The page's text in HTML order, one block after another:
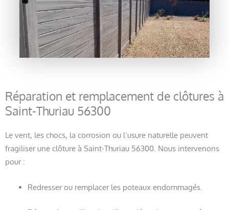
Réparation et remplacement de clôtures à
Saint-Thuriau 56300
Le vent, les chocs, la corrosion ou l’usure naturelle peuvent
fragiliser une clôture à Saint-Thuriau 56300. Nous intervenons
pour :
Redresser ou remplacer les poteaux endommagés.